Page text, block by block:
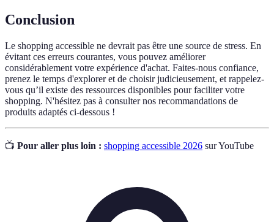
Conclusion
Le shopping accessible ne devrait pas être une source de stress. En
évitant ces erreurs courantes, vous pouvez améliorer
considérablement votre expérience d'achat. Faites-nous confiance,
prenez le temps d'explorer et de choisir judicieusement, et rappelez-
vous qu’il existe des ressources disponibles pour faciliter votre
shopping. N'hésitez pas à consulter nos recommandations de
produits adaptés ci-dessous !
📺 Pour aller plus loin : shopping accessible 2026 sur YouTube